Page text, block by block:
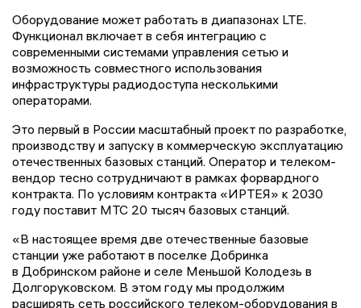
Оборудование может работать в диапазонах LTE.
Функционал включает в себя интеграцию с
современными системами управления сетью и
возможность совместного использования
инфраструктуры радиодоступа несколькими
операторами.
Это первый в России масштабный проект по разработке,
производству и запуску в коммерческую эксплуатацию
отечественных базовых станций. Оператор и телеком-
вендор тесно сотрудничают в рамках форвардного
контракта. По условиям контракта «ИРТЕЯ» к 2030
году поставит МТС 20 тысяч базовых станций.
«В настоящее время две отечественные базовые
станции уже работают в поселке Добринка
в Добринском районе и селе Меньшой Колодезь в
Долгоруковском. В этом году мы продолжим
расширять сеть российского телеком-оборудования в